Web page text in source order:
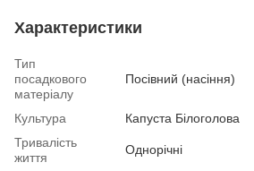
Характеристики
Тип
посадкового
матеріалу
Посівний (насіння)
Культура
Капуста Білоголова
Тривалість
життя
Однорічні